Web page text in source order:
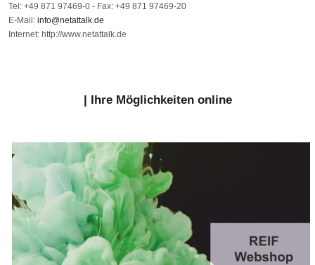
Tel: +49 871 97469-0 - Fax: +49 871 97469-20
E-Mail: info@netattalk.de
Internet: http://www.netattalk.de
| Ihre Möglichkeiten online